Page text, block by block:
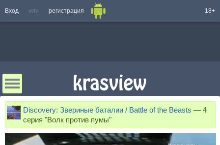
Вход или регистрация 18+
Discovery: Звериные баталии / Battle of the Beasts — 4
серия "Волк против пумы"